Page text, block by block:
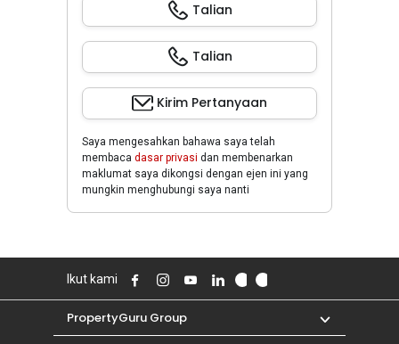
Talian
Talian
Kirim Pertanyaan
Saya mengesahkan bahawa saya telah
membaca dasar privasi dan membenarkan
maklumat saya dikongsi dengan ejen ini yang
mungkin menghubungi saya nanti
Ikut kami
PropertyGuru Group